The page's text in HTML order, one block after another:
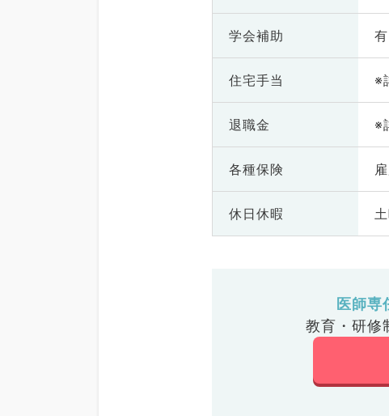
学会補助 有
住宅手当 ※
退職金 ※
各種保険
休日休暇
医師専
教育・研修